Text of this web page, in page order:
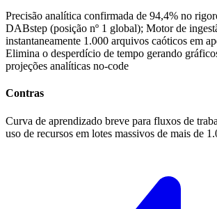
Precisão analítica confirmada de 94,4% no
DABstep (posição nº 1 global); Motor de
instantaneamente 1.000 arquivos caóticos em
Elimina o desperdício de tempo gerando
projeções analíticas no-code
Contras
Curva de aprendizado breve para fluxos de
uso de recursos em lotes massivos de mais de